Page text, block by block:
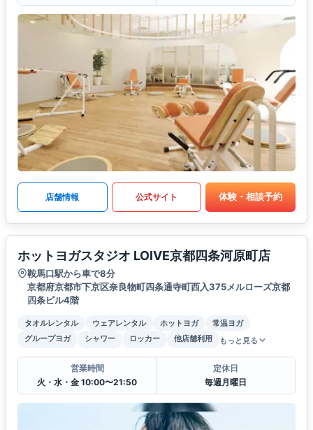
店舗情報 公式サイト 体験・相談予約
ホットヨガスタジオ LOIVE京都四条河原町店
鞍馬口駅から車で8分
京都府京都市下京区奈良物町四条通寺町西入375メルローズ京都
四条ビル4階
タオルレンタル ウェアレンタル ホットヨガ
常温ヨガ
グループヨガ
シャワー ロッカー 他店舗利用 もっと見る
営業時間
火・水・金 10:00〜21:50
定休日
毎週月曜日